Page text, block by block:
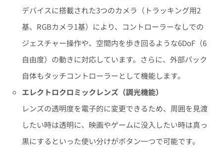
デバイスに搭載された3つのカメラ（トラッキング用2
基、RGBカメラ1基）により、コントローラーなしでの
ジェスチャー操作や、空間内を歩き回るような6DoF（6
自由度）の動きに対応しています。さらに、外部パック
自体もタッチコントローラーとして機能します。
エレクトロクロミックレンズ（調光機能）
レンズの透明度を電子的に変更できるため、周囲を見渡
したい時は透明に、映画やゲームに没入したい時は真っ
黒にするといった使い分けがボタン一つで可能です。